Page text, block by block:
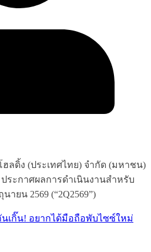
ฮลดิ้ง (ประเทศไทย) จำกัด (มหาชน)
ระกาศผลการดำเนินงานสำหรับ
ยน 2569 (“2Q2569”)